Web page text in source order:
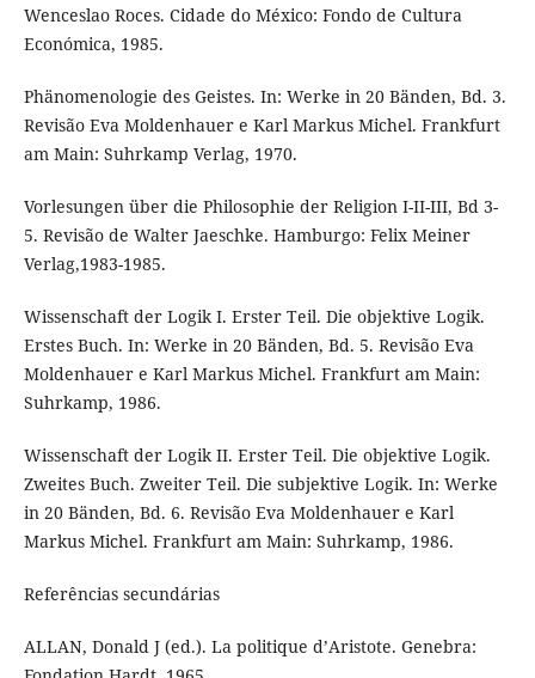
Wenceslao Roces. Cidade do México: Fondo de Cultura
Económica, 1985.
Phänomenologie des Geistes. In: Werke in 20 Bänden, Bd. 3.
Revisão Eva Moldenhauer e Karl Markus Michel. Frankfurt
am Main: Suhrkamp Verlag, 1970.
Vorlesungen über die Philosophie der Religion I-II-III, Bd 3-
5. Revisão de Walter Jaeschke. Hamburgo: Felix Meiner
Verlag,1983-1985.
Wissenschaft der Logik I. Erster Teil. Die objektive Logik.
Erstes Buch. In: Werke in 20 Bänden, Bd. 5. Revisão Eva
Moldenhauer e Karl Markus Michel. Frankfurt am Main:
Suhrkamp, 1986.
Wissenschaft der Logik II. Erster Teil. Die objektive Logik.
Zweites Buch. Zweiter Teil. Die subjektive Logik. In: Werke
in 20 Bänden, Bd. 6. Revisão Eva Moldenhauer e Karl
Markus Michel. Frankfurt am Main: Suhrkamp, 1986.
Referências secundárias
ALLAN, Donald J (ed.). La politique d’Aristote. Genebra: